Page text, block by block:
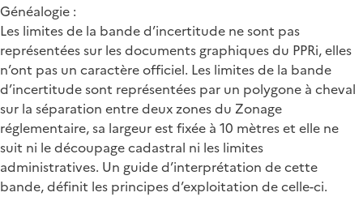
Généalogie :
Les limites de la bande d’incertitude ne sont pas
représentées sur les documents graphiques du PPRi, elles
n’ont pas un caractère officiel. Les limites de la bande
d’incertitude sont représentées par un polygone à cheval
sur la séparation entre deux zones du Zonage
réglementaire, sa largeur est fixée à 10 mètres et elle ne
suit ni le découpage cadastral ni les limites
administratives. Un guide d’interprétation de cette
bande, définit les principes d’exploitation de celle-ci.